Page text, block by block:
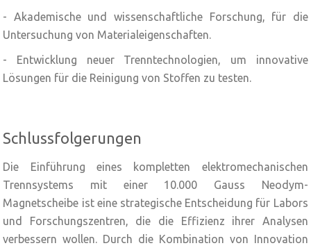
- Akademische und wissenschaftliche Forschung, für die
Untersuchung von Materialeigenschaften.
- Entwicklung neuer Trenntechnologien, um innovative
Lösungen für die Reinigung von Stoffen zu testen.
Schlussfolgerungen
Die Einführung eines kompletten elektromechanischen
Trennsystems mit einer 10.000 Gauss Neodym-
Magnetscheibe ist eine strategische Entscheidung für Labors
und Forschungszentren, die die Effizienz ihrer Analysen
verbessern wollen. Durch die Kombination von Innovation